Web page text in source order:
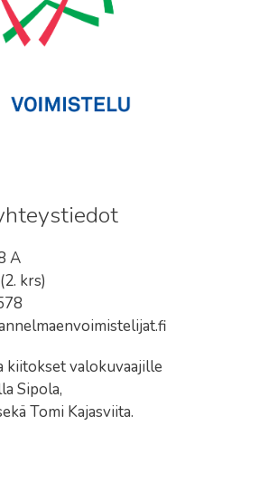
A
krs)
kiitokset valokuvaajille
Sipola,
Tomi Kajasviita.